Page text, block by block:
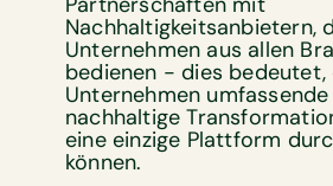
Nachhaltigkeitsanbietern,
Unternehmen aus allen
bedienen - dies bedeutet,
Unternehmen umfassende
nachhaltige
eine einzige Plattform
können.